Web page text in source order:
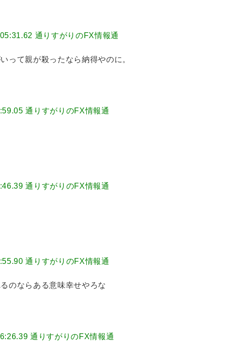
通りすがりのFX情報通
って親が殺ったなら納得やのに。
通りすがりのFX情報通
通りすがりのFX情報通
通りすがりのFX情報通
のならある意味幸せやろな
通りすがりのFX情報通